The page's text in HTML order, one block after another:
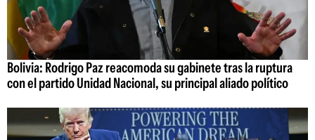
Bolivia: Rodrigo Paz reacomoda su gabinete tras la ruptura
con el partido Unidad Nacional, su principal aliado político